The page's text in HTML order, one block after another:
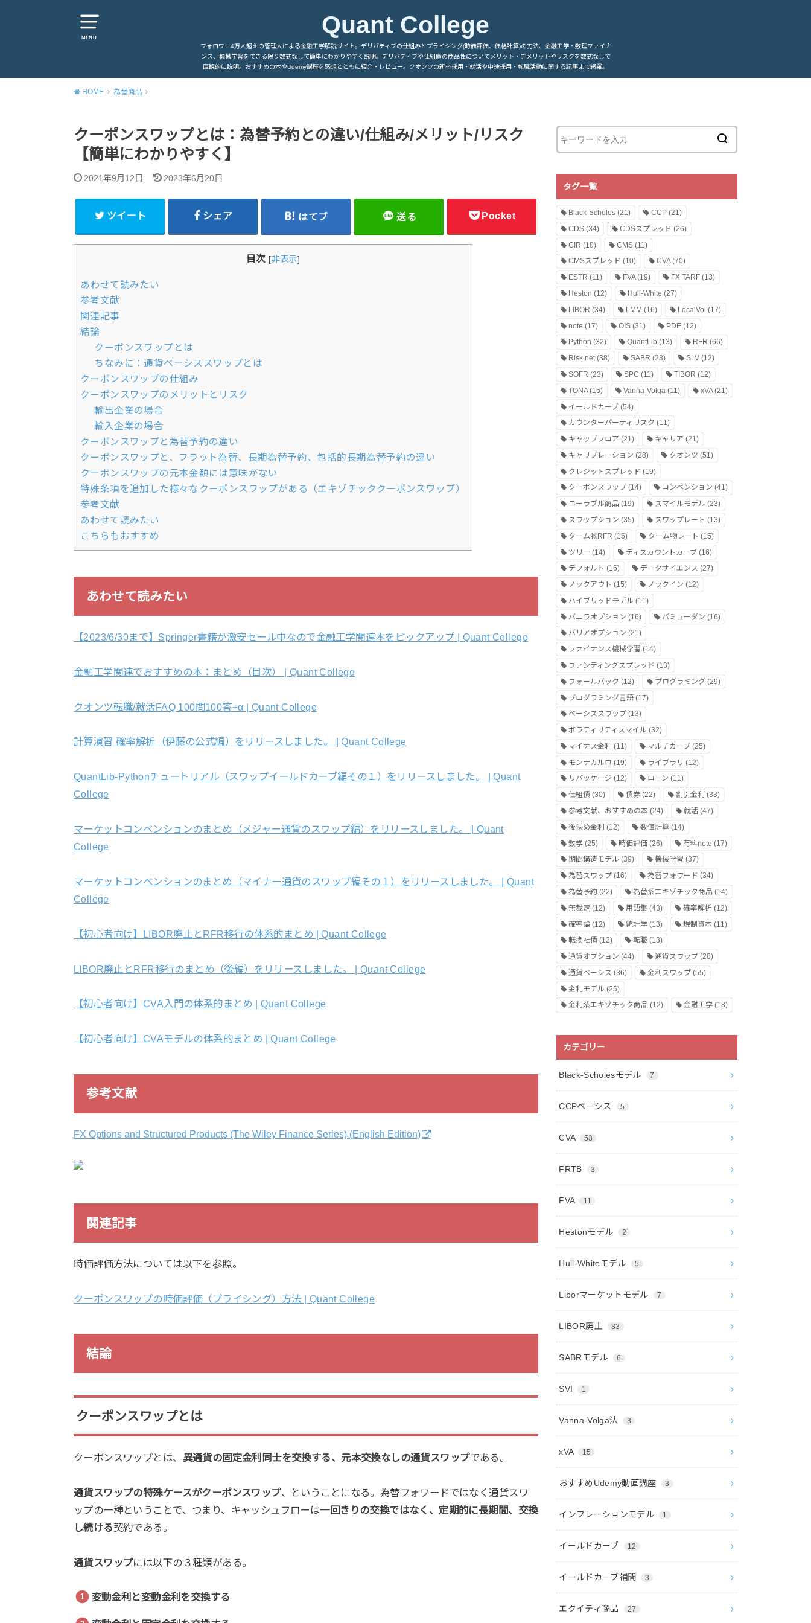
MENU Quant College
フォロワー4万人超えの管理人による金融工学解説サイト。デリバティブの仕組みとプライシング(時価評価、価格計算)の方法、金融工学・数理ファイナ
ンス、機械学習をできる限り数式なしで簡単にわかりやすく説明。デリバティブや仕組債の商品性についてメリット・デメリットやリスクを数式なしで
直観的に説明。おすすめの本やUdemy講座を感想とともに紹介・レビュー。クオンツの新卒採用・就活や中途採用・転職活動に関する記事まで網羅。
HOME 為替商品
クーポンスワップとは：為替予約との違い/仕組み/メリット/リスク
【簡単にわかりやすく】
2021年9月12日 2023年6月20日
ツイート シェア はてブ 送る Pocket
目次 [非表示]
あわせて読みたい
参考文献
関連記事
結論
クーポンスワップとは
ちなみに：通貨ベーシススワップとは
クーポンスワップの仕組み
クーポンスワップのメリットとリスク
輸出企業の場合
輸入企業の場合
クーポンスワップと為替予約の違い
クーポンスワップと、フラット為替、長期為替予約、包括的長期為替予約の違い
クーポンスワップの元本金額には意味がない
特殊条項を追加した様々なクーポンスワップがある（エキゾチッククーポンスワップ）
参考文献
あわせて読みたい
こちらもおすすめ
あわせて読みたい
【2023/6/30まで】Springer書籍が激安セール中なので金融工学関連本をピックアップ | Quant College
金融工学関連でおすすめの本：まとめ（目次） | Quant College
クオンツ転職/就活FAQ 100問100答+α | Quant College
計算演習 確率解析（伊藤の公式編）をリリースしました。 | Quant College
QuantLib-Pythonチュートリアル（スワップイールドカーブ編その１）をリリースしました。 | Quant
College
マーケットコンベンションのまとめ（メジャー通貨のスワップ編）をリリースしました。 | Quant
College
マーケットコンベンションのまとめ（マイナー通貨のスワップ編その１）をリリースしました。 | Quant
College
【初心者向け】LIBOR廃止とRFR移行の体系的まとめ | Quant College
LIBOR廃止とRFR移行のまとめ（後編）をリリースしました。 | Quant College
【初心者向け】CVA入門の体系的まとめ | Quant College
【初心者向け】CVAモデルの体系的まとめ | Quant College
参考文献
FX Options and Structured Products (The Wiley Finance Series) (English Edition)
関連記事
時価評価方法については以下を参照。
クーポンスワップの時価評価（プライシング）方法 | Quant College
結論
クーポンスワップとは
クーポンスワップとは、 異通貨の固定金利同士を交換する、元本交換なしの通貨スワップである。
通貨スワップの特殊ケースがクーポンスワップ、ということになる。為替フォワードではなく通貨スワ
ップの一種ということで、つまり、キャッシュフローは一回きりの交換ではなく、定期的に長期間、交換
し続ける契約である。
通貨スワップには以下の３種類がある。
変動金利と変動金利を交換する
タグ一覧
Black-Scholes (21) CCP(21)
CDS (34) CDSスプレッド (26)
CIR (10) CMS(11)
CMSスプレッド (10) CVA(70)
ESTR (11) FVA(19) FX TARF(13)
Heston (12) Hull-White (27)
LIBOR (34) LMM (16) LocalVol (17)
note (17) OIS(31) PDE(12)
Python (32) QuantLib (13) RFR (66)
Risk.net(38) SABR (23) SLV(12)
SOFR (23) SPC (11) TIBOR (12)
TONA(15) Vanna-Volga (11) xVA(21)
イールドカーブ (54)
カウンターパーティリスク (11)
キャップフロア (21) キャリア (21)
キャリブレーション (28) クオンツ (51)
クレジットスプレッド (19)
クーポンスワップ (14) コンベンション (41)
コーラブル商品 (19) スマイルモデル (23)
スワップション (35) スワップレート (13)
ターム物RFR (15) ターム物レート (15)
ツリー (14) ディスカウントカーブ(16)
デフォルト (16) データサイエンス (27)
ノックアウト (15) ノックイン (12)
ハイブリッドモデル (11)
バニラオプション (16) バミューダン (16)
バリアオプション (21)
ファイナンス機械学習 (14)
ファンディングスプレッド (13)
フォールバック (12) プログラミング(29)
プログラミング言語 (17)
ベーシススワップ (13)
ボラティリティスマイル (32)
マイナス金利 (11) マルチカーブ(25)
モンテカルロ (19) ライブラリ (12)
リパッケージ (12) ローン (11)
仕組債 (30) 債券(22) 割引金利 (33)
参考文献、おすすめの本 (24) 就活(47)
後決め金利 (12) 数値計算(14)
数学 (25) 時価評価(26) 有料note (17)
期間構造モデル (39) 機械学習 (37)
為替スワップ (16) 為替フォワード (34)
為替予約 (22) 為替系エキゾチック商品(14)
無裁定 (12) 用語集 (43) 確率解析 (12)
確率論 (12) 統計学(13) 規制資本 (11)
転換社債 (12) 転職(13)
通貨オプション (44) 通貨スワップ(28)
通貨ベーシス (36) 金利スワップ(55)
金利モデル (25)
金利系エキゾチック商品 (12) 金融工学(18)
カテゴリー
Black-Scholesモデル 7
CCPベーシス 5
CVA 53
FRTB 3
FVA 11
Hestonモデル 2
Hull-Whiteモデル 5
Liborマーケットモデル 7
LIBOR廃止 83
SABRモデル 6
SVI 1
Vanna-Volga法 3
xVA 15
おすすめUdemy動画講座 3
インフレーションモデル 1
イールドカーブ 12
イールドカーブ補間 3
エクイティ商品 27